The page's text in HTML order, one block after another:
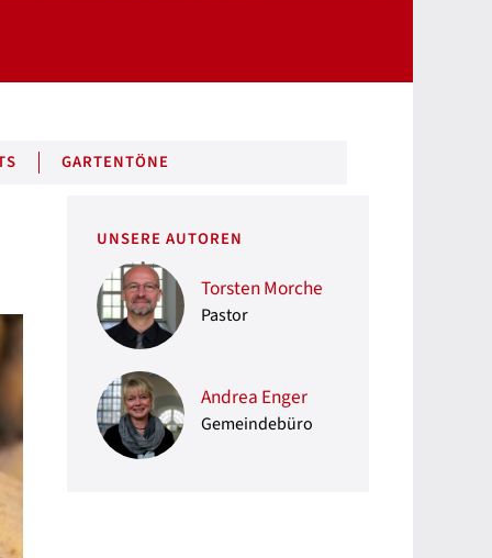
GARTENTÖNE
UNSERE AUTOREN
Torsten Morche
Pastor
Andrea Enger
Gemeindebüro